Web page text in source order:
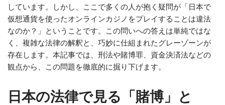
しています。しかし、ここで多くの人が抱く疑問が「日本で
仮想通貨を使ったオンラインカジノをプレイすることは違法
なのか？」ということです。この問いへの答えは単純ではな
く、複雑な法律の解釈と、巧妙に仕組まれたグレーゾーンが
存在します。本記事では、刑法や賭博罪、資金決済法などの
観点から、この問題を徹底的に掘り下げます。
日本の法律で見る「賭博」と